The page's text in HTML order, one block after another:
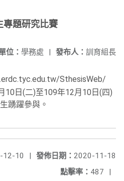
專題研究比賽
發布人： 訓育組長
位： 學務處 |
SthesisWeb/
10日(二)至109年12月10日(四)
踴躍參與。
發佈日期： 2020-11-18
12-10
|
點擊率： 487 |